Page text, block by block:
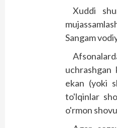
Xuddi
Sangam
uchrashgan
ekan (yoki
to'lqinlar
o'rmon